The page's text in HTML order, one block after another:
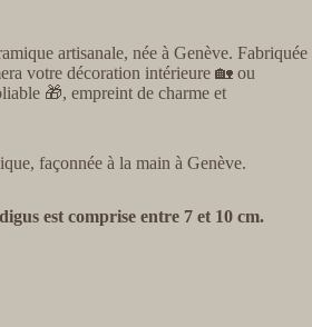
artisanale, née à Genève. Fabriquée
votre décoration intérieure 🏡 ou
🎁, empreint de charme et
façonnée à la main à Genève.
est comprise entre 7 et 10 cm.